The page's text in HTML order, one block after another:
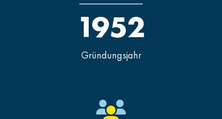
Gründungsjahr
1952